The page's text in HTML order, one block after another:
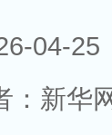
04-25
：新华